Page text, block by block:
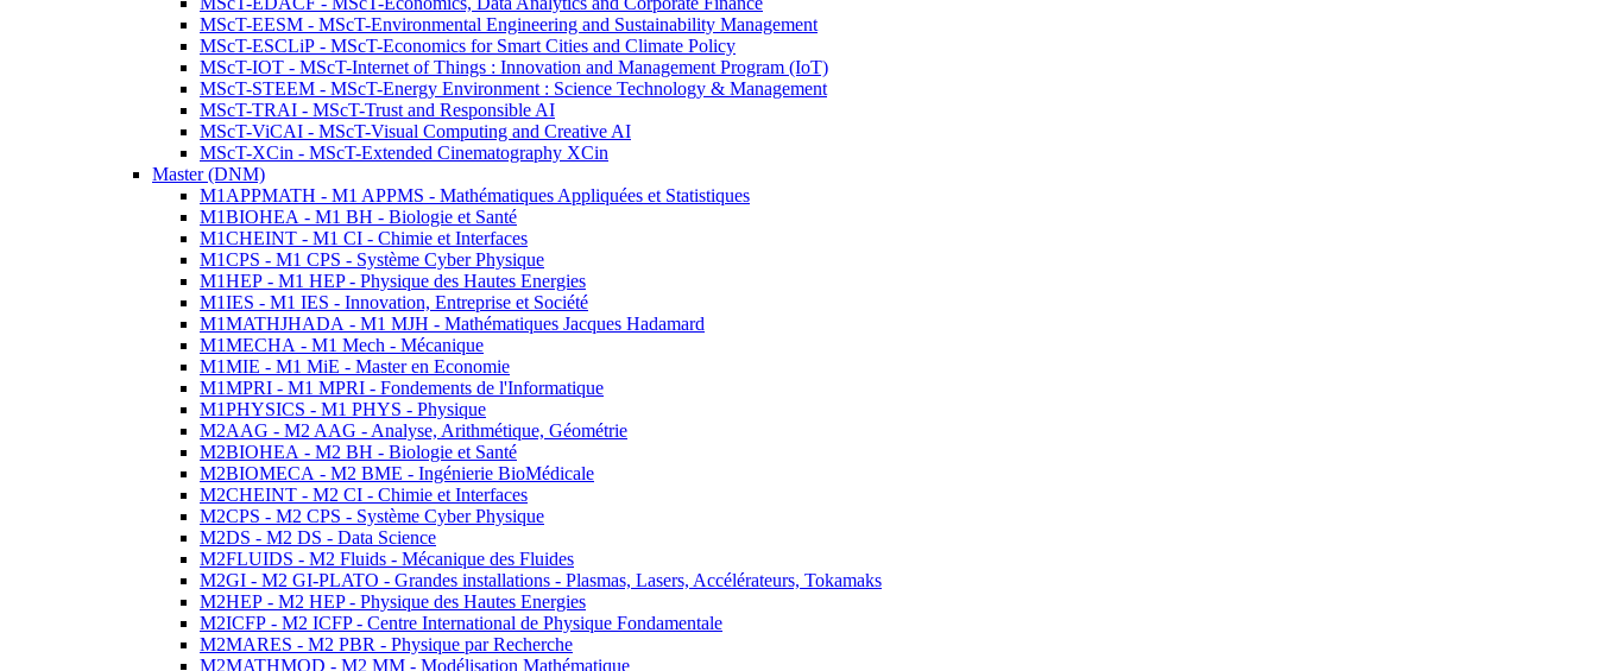
MScT-EESM - MScT-Environmental Engineering and Sustainability Management
MScT-ESCLiP - MScT-Economics for Smart Cities and Climate Policy
MScT-IOT - MScT-Internet of Things : Innovation and Management Program (IoT)
MScT-STEEM - MScT-Energy Environment : Science Technology & Management
MScT-TRAI - MScT-Trust and Responsible AI
MScT-ViCAI - MScT-Visual Computing and Creative AI
MScT-XCin - MScT-Extended Cinematography XCin
Master (DNM)
M1APPMATH - M1 APPMS - Mathématiques Appliquées et Statistiques
M1BIOHEA - M1 BH - Biologie et Santé
M1CHEINT - M1 CI - Chimie et Interfaces
M1CPS - M1 CPS - Système Cyber Physique
M1HEP - M1 HEP - Physique des Hautes Energies
M1IES - M1 IES - Innovation, Entreprise et Société
M1MATHJHADA - M1 MJH - Mathématiques Jacques Hadamard
M1MECHA - M1 Mech - Mécanique
M1MIE - M1 MiE - Master en Economie
M1MPRI - M1 MPRI - Fondements de l'Informatique
M1PHYSICS - M1 PHYS - Physique
M2AAG - M2 AAG - Analyse, Arithmétique, Géométrie
M2BIOHEA - M2 BH - Biologie et Santé
M2BIOMECA - M2 BME - Ingénierie BioMédicale
M2CHEINT - M2 CI - Chimie et Interfaces
M2CPS - M2 CPS - Système Cyber Physique
M2DS - M2 DS - Data Science
M2FLUIDS - M2 Fluids - Mécanique des Fluides
M2GI - M2 GI-PLATO - Grandes installations - Plasmas, Lasers, Accélérateurs, Tokamaks
M2HEP - M2 HEP - Physique des Hautes Energies
M2ICFP - M2 ICFP - Centre International de Physique Fondamentale
M2MARES - M2 PBR - Physique par Recherche
M2MATHMOD - M2 MM - Modélisation Mathématique